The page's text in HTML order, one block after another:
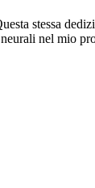
stessa
nel mio